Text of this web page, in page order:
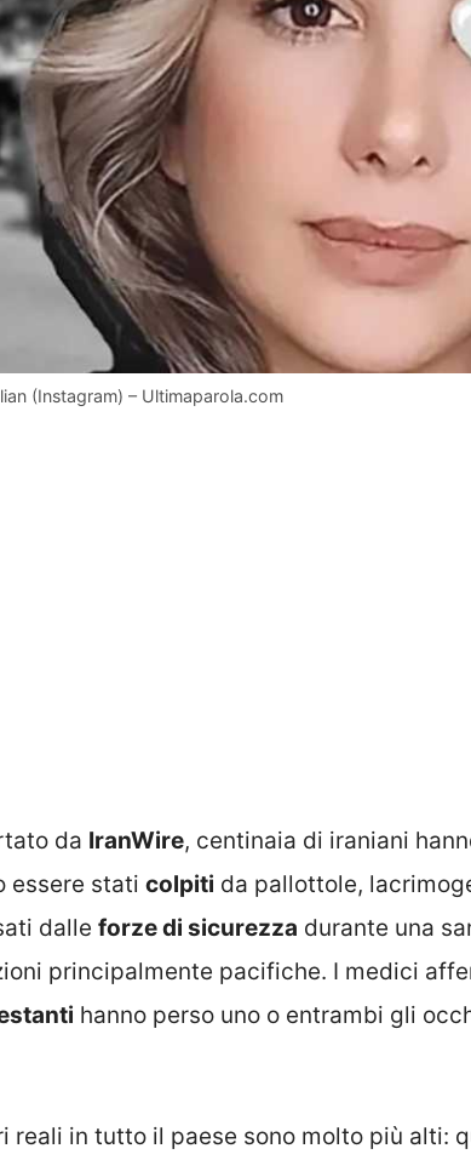
(Instagram) – Ultimaparola.com
da IranWire, centinaia di iraniani
essere stati colpiti da pallottole,
dalle forze di sicurezza durante una
principalmente pacifiche. I medici
hanno perso uno o entrambi gli
reali in tutto il paese sono molto più alti: